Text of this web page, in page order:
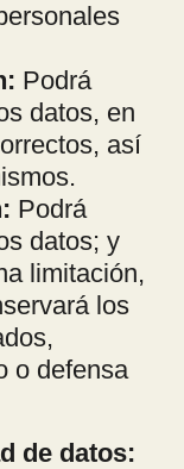
Podrá
datos, en
así
Podrá
datos; y
limitación,
los
o defensa
de datos: